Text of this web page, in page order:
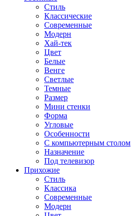
Стиль
Классические
Современные
Модерн
Хай-тек
Цвет
Белые
Венге
Светлые
Темные
Размер
Мини стенки
Форма
Угловые
Особенности
С компьютерным столом
Назначение
Под телевизор
Прихожие
Стиль
Классика
Современные
Модерн